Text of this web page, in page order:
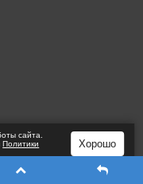
сайта.
Политики
Хорошо